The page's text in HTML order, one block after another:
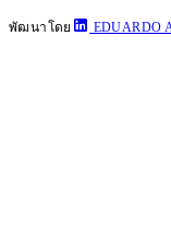
พัฒนาโดย EDUARDO